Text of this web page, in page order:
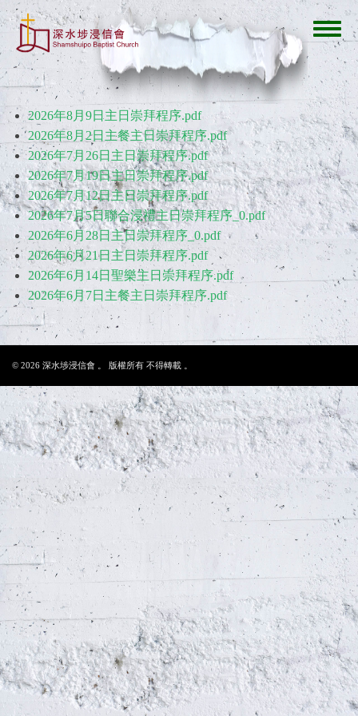
移
至
主
內
容
2026年8月9日主日崇拜程序.pdf
2026年8月2日主餐主日崇拜程序.pdf
2026年7月26日主日崇拜程序.pdf
2026年7月19日主日崇拜程序.pdf
2026年7月12日主日崇拜程序.pdf
2026年7月5日聯合浸禮主日崇拜程序_0.pdf
2026年6月28日主日崇拜程序_0.pdf
2026年6月21日主日崇拜程序.pdf
2026年6月14日聖樂主日崇拜程序.pdf
2026年6月7日主餐主日崇拜程序.pdf
© 2026 深水埗浸信會 。 版權所有 不得轉載 。